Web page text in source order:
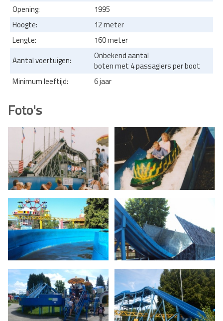
Opening:
1995
Hoogte:
12 meter
Lengte:
160 meter
Aantal voertuigen:
Onbekend aantal
boten met 4 passagiers per boot
Minimum leeftijd:
6 jaar
Foto's